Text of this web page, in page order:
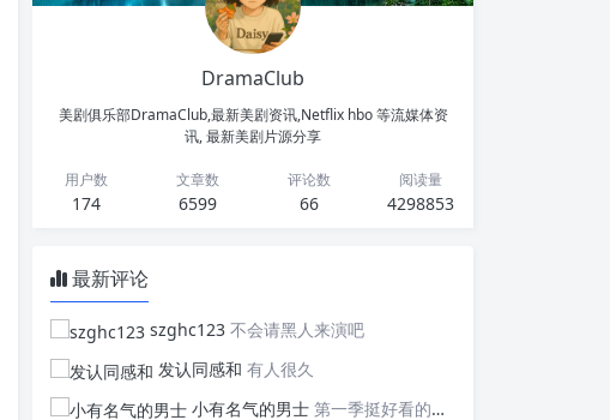
DramaClub
美剧俱乐部DramaClub,最新美剧资讯,Netflix hbo 等流媒体资
讯, 最新美剧片源分享
用户数
174
文章数
6599
评论数
66
阅读量
4298853
最新评论
szghc123 不会请黑人来演吧
发认同感和 有人很久
小有名气的男士 第一季挺好看的，天天等着更新，应该接着拍第二季，这个剧情拍个四季应该是没有问题的，期待